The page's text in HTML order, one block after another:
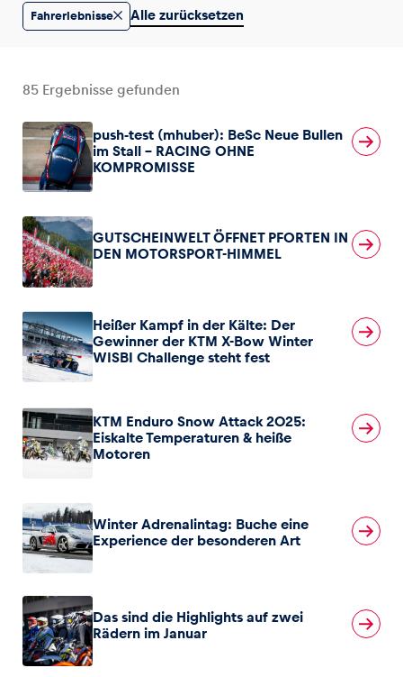
Business
Glossar
Alle anzeigen
Fahrerlebnisse Alle zurücksetzen
85 Ergebnisse gefunden
push-test (mhuber): BeSc Neue Bullen
im Stall – RACING OHNE
KOMPROMISSE
GUTSCHEINWELT ÖFFNET PFORTEN IN
DEN MOTORSPORT-HIMMEL
Heißer Kampf in der Kälte: Der
Gewinner der KTM X-Bow Winter
WISBI Challenge steht fest
KTM Enduro Snow Attack 2025:
Eiskalte Temperaturen & heiße
Motoren
Winter Adrenalintag: Buche eine
Experience der besonderen Art
Das sind die Highlights auf zwei
Rädern im Januar